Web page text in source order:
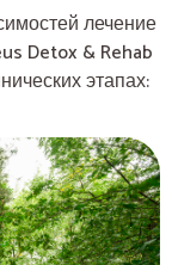
лечение
Detox & Rehab
этапах: